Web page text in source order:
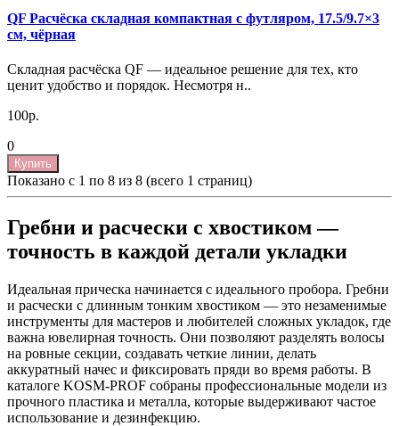
QF Расчёска складная компактная с футляром, 17.5/9.7×3
см, чёрная
Складная расчёска QF — идеальное решение для тех, кто
ценит удобство и порядок. Несмотря н..
100р.
0
Купить
Показано с 1 по 8 из 8 (всего 1 страниц)
Гребни и расчески с хвостиком —
точность в каждой детали укладки
Идеальная прическа начинается с идеального пробора. Гребни
и расчески с длинным тонким хвостиком — это незаменимые
инструменты для мастеров и любителей сложных укладок, где
важна ювелирная точность. Они позволяют разделять волосы
на ровные секции, создавать четкие линии, делать
аккуратный начес и фиксировать пряди во время работы. В
каталоге KOSM-PROF собраны профессиональные модели из
прочного пластика и металла, которые выдерживают частое
использование и дезинфекцию.